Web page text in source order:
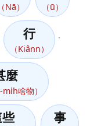
（Nā） （ū）
行
（Kiânn）
麼
mi̍h啥物）
事